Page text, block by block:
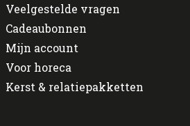
Veelgestelde vragen
Cadeaubonnen
Mijn account
Voor horeca
Kerst & relatiepakketten